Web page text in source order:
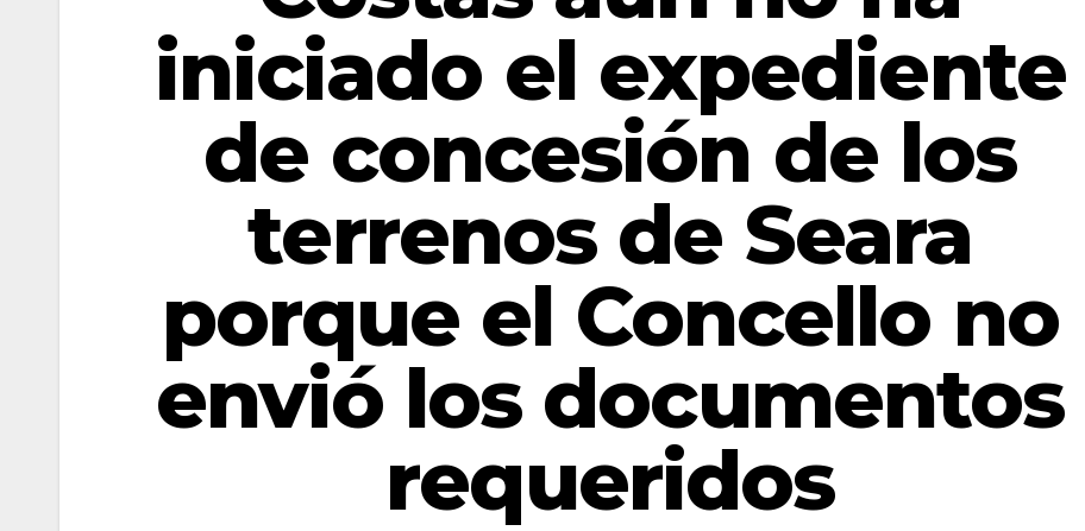
iniciado el expediente
de concesión de los
terrenos de Seara
porque el Concello no
envió los documentos
requeridos